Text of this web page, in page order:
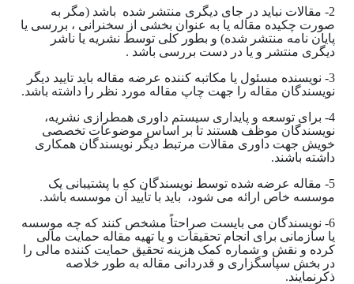
2- مقالات نباید در جای دیگری منتشر شده باشد (مگر به
صورت چکیده مقاله یا به عنوان بخشی از سخنرانی ، بررسی یا
پایان نامه منتشر شده) و بطور کلی توسط نشریه یا ناشر
دیگری منتشر و یا در دست بررسی باشد .
3- نویسنده مسئول یا مکاتبه کننده عرضه مقاله باید تایید دیگر
نویسندگان مقاله را جهت چاپ مقاله مورد نظر را داشته باشد.
4- برای توسعه و پایداری سیستم داوری همطرازی نشریه،
نویسندگان موظف هستند تا بر اساس موضوعات تخصصی
خویش جهت داوری مقالات مرتبط دیگر نویسندگان همکاری
داشته باشند.
5- مقاله عرضه شده توسط نویسندگان که با پشتیبانی یک
موسسه خاص ارائه می شود، باید با تأیید آن موسسه باشد.
6- نویسندگان می بایست صراحتاً مشخص کنند که چه موسسه
یا سازمانی برای انجام تحقیقات و یا تهیه مقاله حمایت مالی
کرده و نقش و شماره کمک هزینه تحقیق حمایت کننده مالی را
در بخش سپاسگزاری و قدردانی مقاله به طور خلاصه
ذکرنمایند.